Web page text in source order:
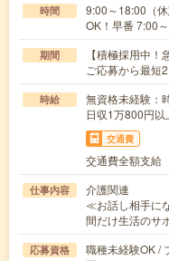
時間
9:00～18:00（
OK！早番 7:00
期間
【積極採用中
ご応募から最短
時給
無資格未経験
日収1万800円以
交通費
交通費全額支給
仕事内容
介護関連
≪お話し相手に
間だけ生活のサ
応募資格
職種未経験OK /